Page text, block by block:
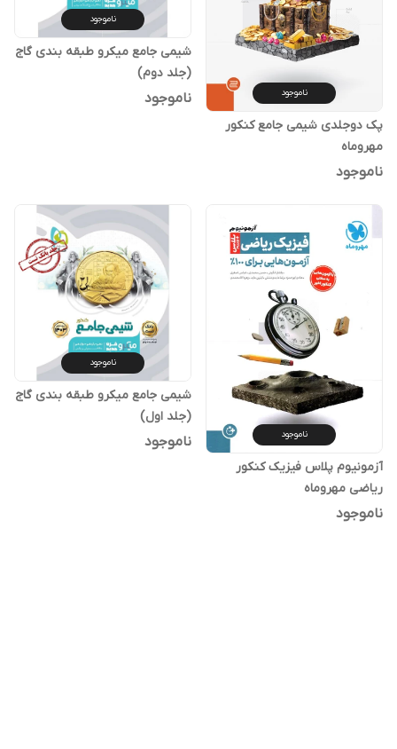
ناموجود
پک دوجلدی شیمی جامع کنکور
مهروماه
ناموجود
ناموجود
شیمی جامع میکرو طبقه بندی گاج
(جلد دوم)
ناموجود
ناموجود
آزمونیوم پلاس فیزیک کنکور
ریاضی مهروماه
ناموجود
ناموجود
شیمی جامع میکرو طبقه بندی گاج
(جلد اول)
ناموجود